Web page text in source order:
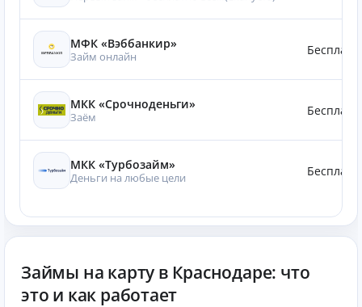
МФК «Вэббанкир»
Займ онлайн
МКК «Срочноденьги»
Заём
МКК «Турбозайм»
Деньги на любые цели
Займы на карту в Краснодаре: что
это и как работает